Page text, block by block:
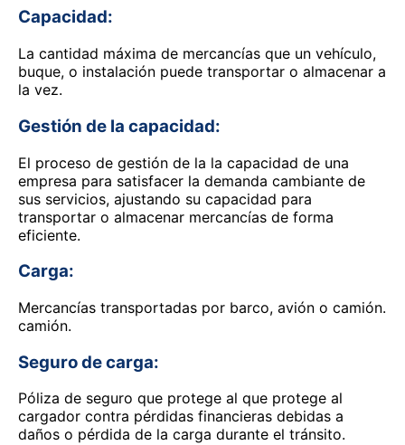
Capacidad:
La cantidad máxima de mercancías que un vehículo,
buque, o instalación puede transportar o almacenar a
la vez.
Gestión de la capacidad:
El proceso de gestión de la la capacidad de una
empresa para satisfacer la demanda cambiante de
sus servicios, ajustando su capacidad para
transportar o almacenar mercancías de forma
eficiente.
Carga:
Mercancías transportadas por barco, avión o camión.
camión.
Seguro de carga:
Póliza de seguro que protege al que protege al
cargador contra pérdidas financieras debidas a
daños o pérdida de la carga durante el tránsito.